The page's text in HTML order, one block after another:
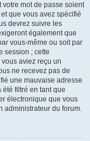
votre mot de passe soient
que vous avez spécifié
devrez suivre les
également que
vous-même ou soit par
session ; cette
aviez reçu un
ne recevez pas de
une mauvaise adresse
filtré en tant que
électronique que vous
administrateur du forum.